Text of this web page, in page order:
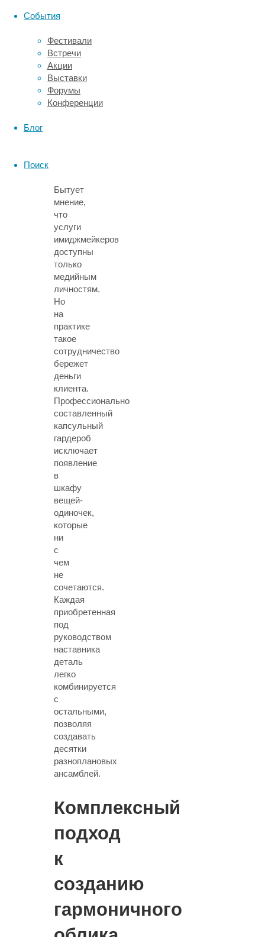
События
Фестивали
Встречи
Акции
Выставки
Форумы
Конференции
Блог
Поиск
экономия
времени
и
Бытует
мнение,
что
услуги
имиджмейкеров
доступны
только
медийным
личностям.
Но
на
практике
такое
сотрудничество
бережет
деньги
клиента.
Профессионально
составленный
капсульный
гардероб
исключает
появление
в
шкафу
вещей-
одиночек,
которые
ни
с
чем
не
сочетаются.
Каждая
приобретенная
под
руководством
наставника
деталь
легко
комбинируется
с
остальными,
позволяя
создавать
десятки
разноплановых
ансамблей.
Комплексный
подход
к
созданию
гармоничного